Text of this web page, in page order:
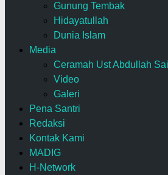
Gunung Tembak
Hidayatullah
Dunia Islam
Media
Ceramah Ust Abdullah
Video
Galeri
Pena Santri
Redaksi
Kontak Kami
MADIG
H-Network